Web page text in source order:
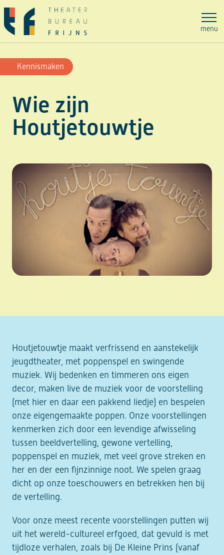
Ga
naar
de
inhoud
menu
Wie zijn
Houtjetouwtje
Kennismaken
Houtjetouwtje maakt verfrissend en aanstekelijk
jeugdtheater, met poppenspel en swingende
muziek. Wij bedenken en timmeren ons eigen
decor, maken live de muziek voor de voorstelling
(met hier en daar een pakkend liedje) en bespelen
onze eigengemaakte poppen. Onze voorstellingen
kenmerken zich door een levendige afwisseling
tussen beeldvertelling, gewone vertelling,
poppenspel en muziek, met veel grove streken en
her en der een fijnzinnige noot. We spelen graag
dicht op onze toeschouwers en betrekken hen bij
de vertelling.
Voor onze meest recente voorstellingen putten wij
uit het wereld-cultureel erfgoed, dat gevuld is met
tijdloze verhalen, zoals bij De Kleine Prins (vanaf